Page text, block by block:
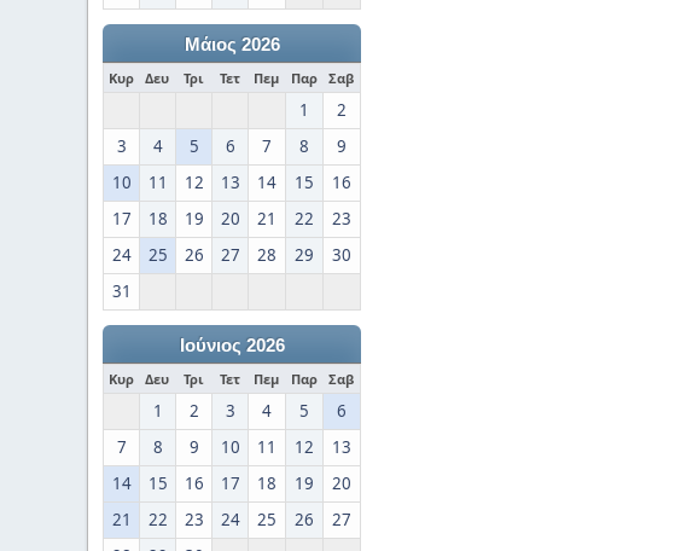
Μάιος 2026
Κυρ Δευ Τρι Τετ Πεμ Παρ Σαβ
1
2
3
4 5 6 7 8
9
10
11 12 13 14 15
16
17
18 19 20 21 22
23
24
25 26 27 28 29
30
31
Ιούνιος 2026
Κυρ Δευ Τρι Τετ Πεμ Παρ Σαβ
1 2 3 4 5
6
7
8 9 10 11 12
13
14
15 16 17 18 19
20
21
22 23 24 25 26
27